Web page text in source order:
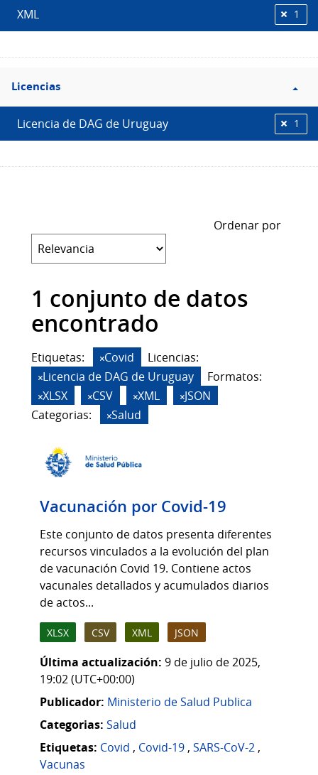
XML 1
Filtro
Licencias
Licencias
Licencia de DAG de Uruguay 1
Ordenar por
1 conjunto de datos
encontrado
Etiquetas: Covid
Licencias:
Licencia de DAG de Uruguay
Formatos:
XLSX
CSV XML
JSON
Categorias:
Salud
Vacunación por Covid-19
Este conjunto de datos presenta diferentes
recursos vinculados a la evolución del plan
de vacunación Covid 19. Contiene actos
vacunales detallados y acumulados diarios
de actos...
XLSX CSV XML JSON
Última actualización: 9 de julio de 2025,
19:02 (UTC+00:00)
Publicador: Ministerio de Salud Publica
Categorias: Salud
Etiquetas: Covid , Covid-19 , SARS-CoV-2 ,
Vacunas